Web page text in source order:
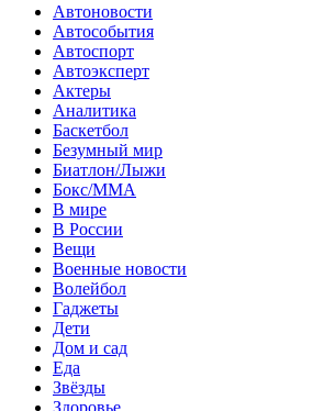
Автоновости
Автособытия
Автоспорт
Автоэксперт
Актеры
Аналитика
Баскетбол
Безумный мир
Биатлон/Лыжи
Бокс/MMA
В мире
В России
Вещи
Военные новости
Волейбол
Гаджеты
Дети
Дом и сад
Еда
Звёзды
Здоровье